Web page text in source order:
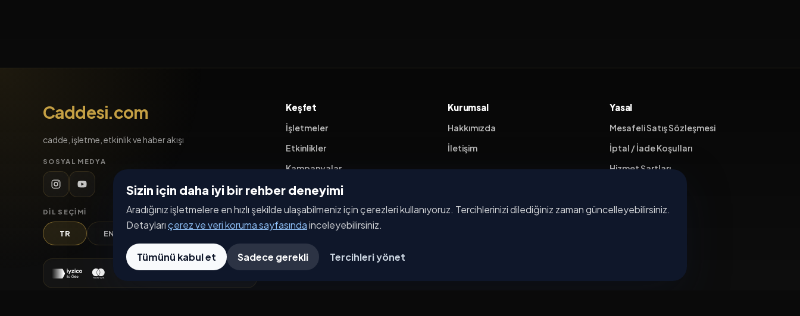
Sizin için daha iyi bir rehber deneyimi
Aradığınız işletmelere en hızlı şekilde ulaşabilmeniz için çerezleri kullanıyoruz. Tercihlerinizi dilediğiniz zaman güncelleyebilirsiniz.
Detaylarıçerez ve veri koruma sayfasındainceleyebilirsiniz.
Tümünü kabul et Sadece gerekli Tercihleri yönet
Caddesi.com
cadde, işletme, etkinlik ve haber akışı
SOSYAL MEDYA
DIL SEÇIMI
TR EN DE
Keşfet
İşletmeler
Etkinlikler
Kampanyalar
Haberler
İşletme Başvurusu
Kurumsal
Hakkımızda
İletişim
Yasal
Mesafeli Satış Sözleşmesi
İptal / İade Koşulları
Hizmet Şartları
Üyelik Sözleşmesi